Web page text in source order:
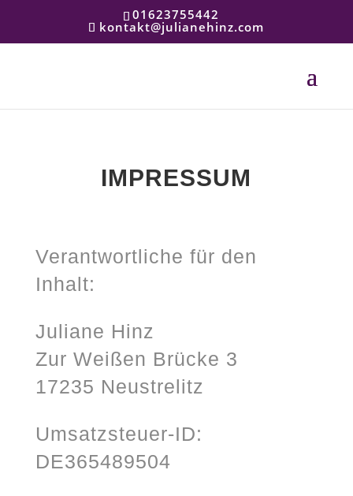
01623755442
kontakt@julianehinz.com
IMPRESSUM
Verantwortliche für den
Inhalt:
Juliane Hinz
Zur Weißen Brücke 3
17235 Neustrelitz
Umsatzsteuer-ID:
DE365489504